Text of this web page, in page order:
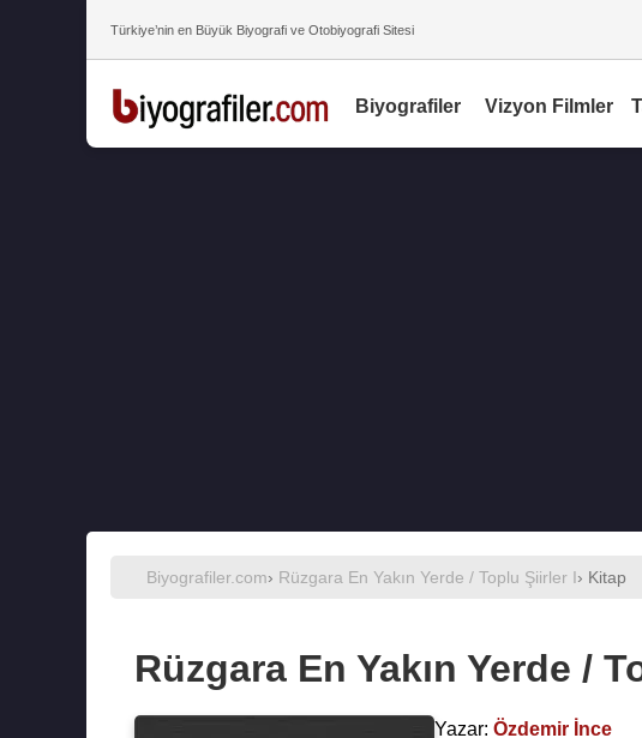
Türkiye’nin en Büyük Biyografi ve Otobiyografi Sitesi
Biyografiler Vizyon Filmler
Biyografiler.com› Rüzgara En Yakın Yerde / Toplu Şiirler I› Kitap
Rüzgara En Yakın Yerde /
Yazar: Özdemir İnce